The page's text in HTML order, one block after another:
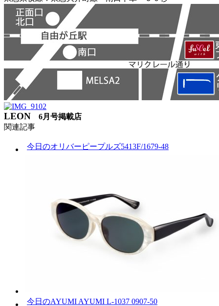
LEON 6月号掲載店
関連記事
今日のオリバーピープルズ5413F/1679-48
今日のAYUMI AYUMI L-1037 0907-50